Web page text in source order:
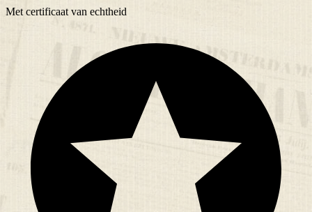
Met certificaat van echtheid